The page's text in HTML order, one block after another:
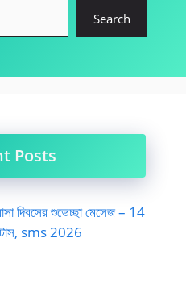
Search
Posts
দিবসের শুভেচ্ছা মেসেজ – 14
sms 2026